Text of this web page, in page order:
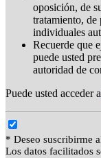
oposición, de
tratamiento, de
individuales
Recuerde que
puede usted
autoridad de
Puede usted acceder
* Deseo suscribirme
Los datos facilitados